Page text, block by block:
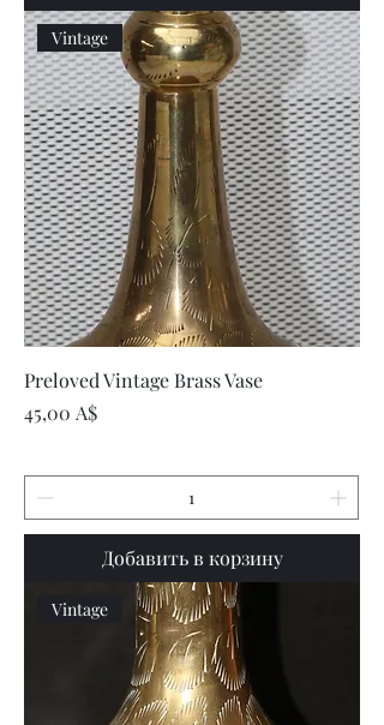
Vintage
Preloved Vintage Brass Vase
Цена
45,00 A$
Добавить в корзину
Vintage